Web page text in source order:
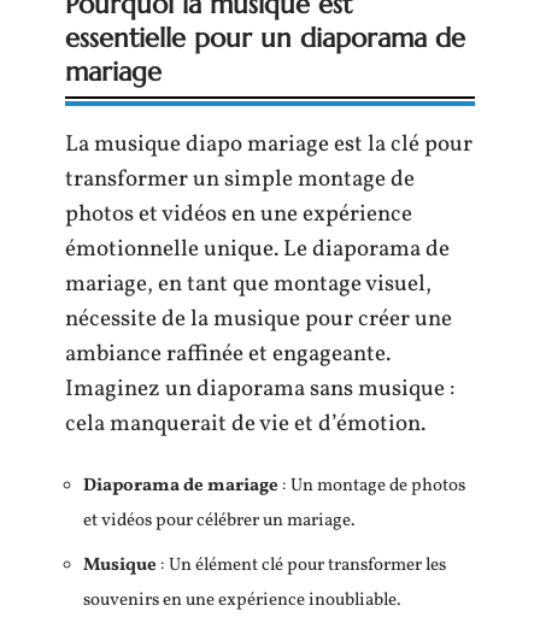
essentielle pour un diaporama de
mariage
La musique diapo mariage est la clé pour
transformer un simple montage de
photos et vidéos en une expérience
émotionnelle unique. Le diaporama de
mariage, en tant que montage visuel,
nécessite de la musique pour créer une
ambiance raffinée et engageante.
Imaginez un diaporama sans musique :
cela manquerait de vie et d’émotion.
Diaporama de mariage : Un montage de photos
et vidéos pour célébrer un mariage.
Musique : Un élément clé pour transformer les
souvenirs en une expérience inoubliable.